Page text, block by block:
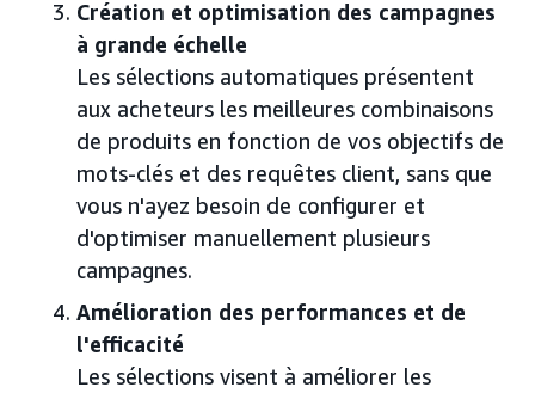
Création et optimisation des campagnes
à grande échelle
Les sélections automatiques présentent
aux acheteurs les meilleures combinaisons
de produits en fonction de vos objectifs de
mots-clés et des requêtes client, sans que
vous n'ayez besoin de configurer et
d'optimiser manuellement plusieurs
campagnes.
Amélioration des performances et de
l'efficacité
Les sélections visent à améliorer les